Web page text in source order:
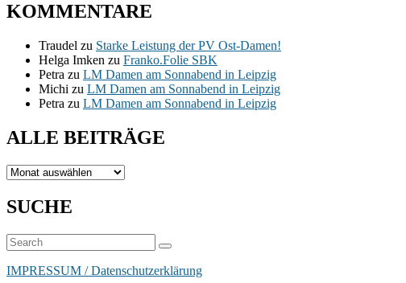
KOMMENTARE
Traudel zu Starke Leistung der PV Ost-Damen!
Helga Imken zu Franko.Folie SBK
Petra zu LM Damen am Sonnabend in Leipzig
Michi zu LM Damen am Sonnabend in Leipzig
Petra zu LM Damen am Sonnabend in Leipzig
ALLE BEITRÄGE
ALLE
SUCHE
Suchen
nach:
Suchen
IMPRESSUM / Datenschutzerklärung